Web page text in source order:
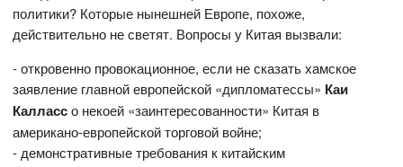
политики? Которые нынешней Европе, похоже,
действительно не светят. Вопросы у Китая вызвали:
- откровенно провокационное, если не сказать хамское
заявление главной европейской «дипломатессы» Каи
Каллассо некоей «заинтересованности» Китая в
американо-европейской торговой войне;
- демонстративные требования к китайским